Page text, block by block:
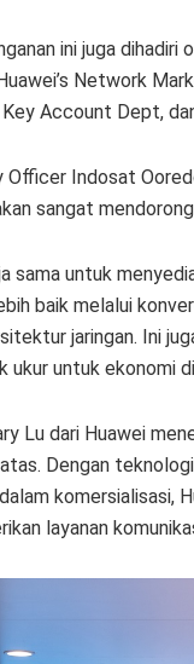
ini juga dihadiri
Network
Account Dept,
Indosat
sangat
sama untuk
baik melalui
jaringan. Ini
untuk ekonomi
Lu dari Huawei
Dengan
komersialisasi,
layanan